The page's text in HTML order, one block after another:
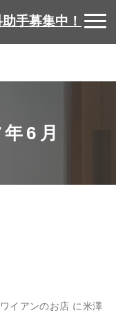
手募集中！
6月
イアンのお店 に米澤